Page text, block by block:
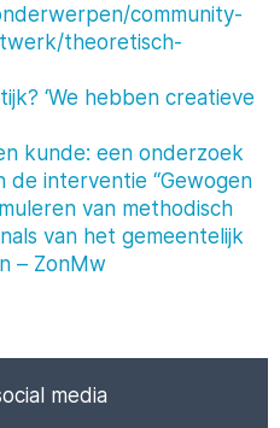
community-
theoretisch-
‘We hebben creatieve
kunde: een onderzoek
interventie “Gewogen
van methodisch
van het gemeentelijk
– ZonMw
media